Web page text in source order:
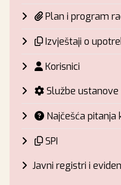
Plan i program
Izvještaji o
Korisnici
Službe ustanove
Najčešća pitanja
SPI
Javni registri i